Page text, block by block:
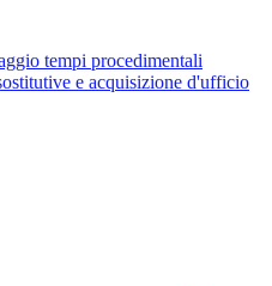
tempi procedimentali
e acquisizione d'ufficio